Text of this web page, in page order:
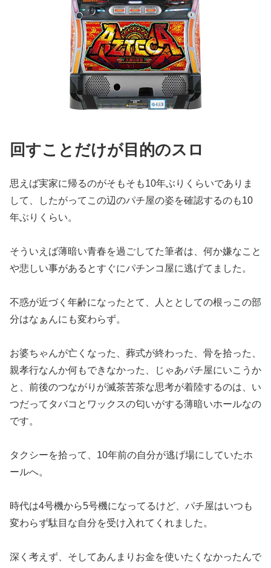
回すことだけが目的のスロ
思えば実家に帰るのがそもそも10年ぶりくらいでありま
して、したがってこの辺のパチ屋の姿を確認するのも10
年ぶりくらい。
そういえば薄暗い青春を過ごしてた筆者は、何か嫌なこと
や悲しい事があるとすぐにパチンコ屋に逃げてました。
不惑が近づく年齢になったとて、人ととしての根っこの部
分はなぁ んにも変わらず。
お婆ちゃんが亡くなった、葬式が終わった、骨を拾った、
親孝行なんか何もできなかった、じゃあパチ屋にいこうか
と、前後のつながりが滅茶苦茶な思考が着陸するのは、い
つだってタバコとワックスの匂いがする薄暗いホールなの
です。
タクシーを拾って、10年前の自分が逃げ場にしていたホ
ールへ。
時代は4号機から5号機になってるけど、パチ屋はいつも
変わらず駄目な自分を受け入れてくれました。
深く考えず、そしてあんまりお金を使いたくなかったんで